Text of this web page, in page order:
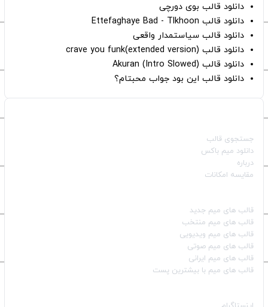
دانلود قالب بوی دورچی
دانلود قالب Ettefaghaye Bad - Tlkhoon
دانلود قالب سیاستمدار واقعی
دانلود قالب crave you funk(extended version)
دانلود قالب (Intro Slowed) Akuran
دانلود قالب این بود جواب محبتام؟
جستجوی قالب
دانلود میم باکس
درباره
مقایسه امکانات
قالب‌ های میم جدید
قالب‌ های میم منتخب
قالب‌ های میم ویدیویی
قالب‌ های میم صوتی
قالب‌ های میم ایرانی
قالب‌ های میم با بیشترین پست